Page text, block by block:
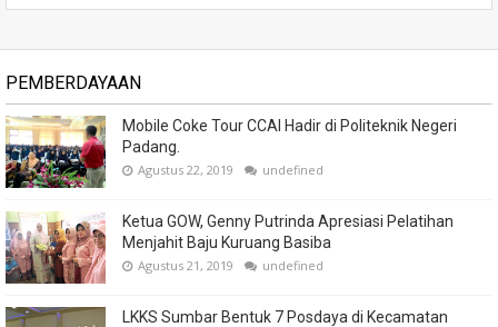
PEMBERDAYAAN
Mobile Coke Tour CCAI Hadir di Politeknik Negeri
Padang.
Agustus 22, 2019 undefined
Ketua GOW, Genny Putrinda Apresiasi Pelatihan
Menjahit Baju Kuruang Basiba
Agustus 21, 2019 undefined
LKKS Sumbar Bentuk 7 Posdaya di Kecamatan